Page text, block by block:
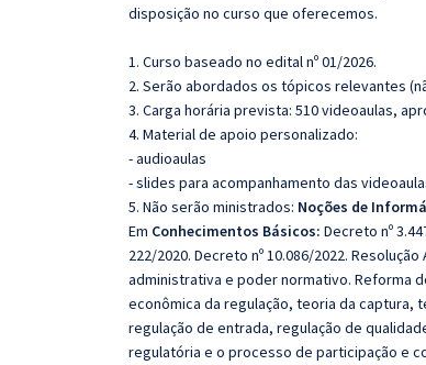
disposição no curso que oferecemos.
1. Curso baseado no edital nº 01/2026.
2. Serão abordados os tópicos relevantes
3. Carga horária prevista: 510 videoaulas,
4. Material de apoio personalizado:
- audioaulas
- slides para acompanhamento das
5. Não serão ministrados: Noções de
Em Conhecimentos Básicos: Decreto nº
222/2020. Decreto nº 10.086/2022.
administrativa e poder normativo. Reforma
econômica da regulação, teoria da captura,
regulação de entrada, regulação de
regulatória e o processo de participação e